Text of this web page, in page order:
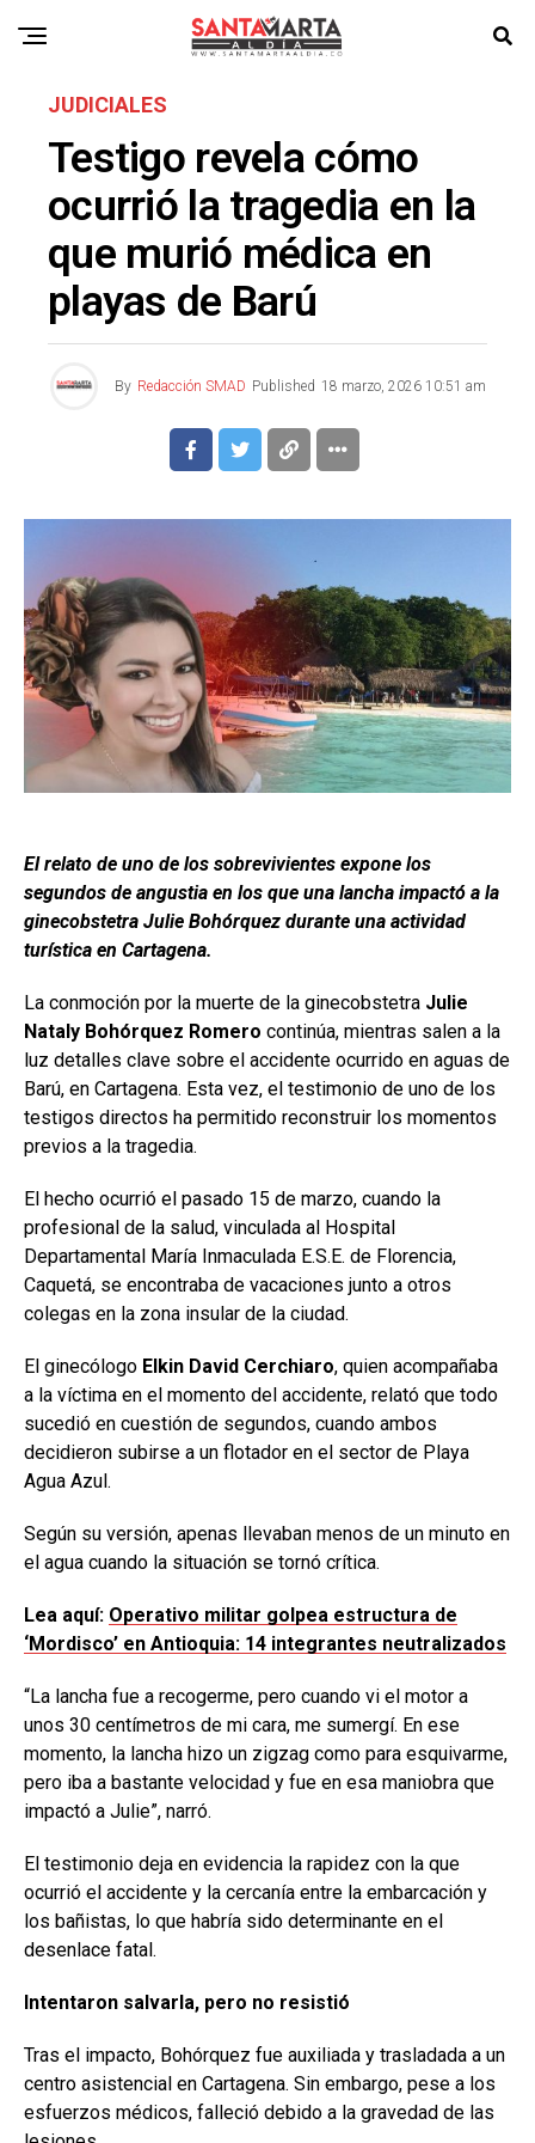
JUDICIALES
Testigo revela cómo
ocurrió la tragedia en la
que murió médica en
playas de Barú
By Redacción SMAD Published 18 marzo, 2026 10:51 am
El relato de uno de los sobrevivientes expone los
segundos de angustia en los que una lancha impactó a la
ginecobstetra Julie Bohórquez durante una actividad
turística en Cartagena.
La conmoción por la muerte de la ginecobstetra Julie
Nataly Bohórquez Romero continúa, mientras salen a la
luz detalles clave sobre el accidente ocurrido en aguas de
Barú, en Cartagena. Esta vez, el testimonio de uno de los
testigos directos ha permitido reconstruir los momentos
previos a la tragedia.
El hecho ocurrió el pasado 15 de marzo, cuando la
profesional de la salud, vinculada al Hospital
Departamental María Inmaculada E.S.E. de Florencia,
Caquetá, se encontraba de vacaciones junto a otros
colegas en la zona insular de la ciudad.
El ginecólogo Elkin David Cerchiaro, quien acompañaba
a la víctima en el momento del accidente, relató que todo
sucedió en cuestión de segundos, cuando ambos
decidieron subirse a un flotador en el sector de Playa
Agua Azul.
Según su versión, apenas llevaban menos de un minuto en
el agua cuando la situación se tornó crítica.
Lea aquí: Operativo militar golpea estructura de
‘Mordisco’ en Antioquia: 14 integrantes neutralizados
“La lancha fue a recogerme, pero cuando vi el motor a
unos 30 centímetros de mi cara, me sumergí. En ese
momento, la lancha hizo un zigzag como para esquivarme,
pero iba a bastante velocidad y fue en esa maniobra que
impactó a Julie”, narró.
El testimonio deja en evidencia la rapidez con la que
ocurrió el accidente y la cercanía entre la embarcación y
los bañistas, lo que habría sido determinante en el
desenlace fatal.
Intentaron salvarla, pero no resistió
Tras el impacto, Bohórquez fue auxiliada y trasladada a un
centro asistencial en Cartagena. Sin embargo, pese a los
esfuerzos médicos, falleció debido a la gravedad de las